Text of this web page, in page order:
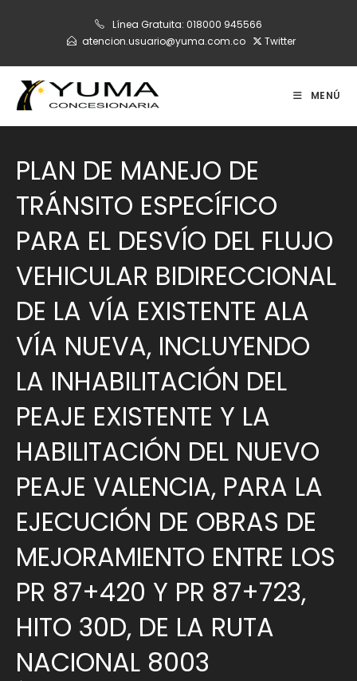
Línea Gratuita: 018000 945566
atencion.usuario@yuma.com.co
Twitter
MENÚ
PLAN DE MANEJO DE
TRÁNSITO ESPECÍFICO
PARA EL DESVÍO DEL FLUJO
VEHICULAR BIDIRECCIONAL
DE LA VÍA EXISTENTE ALA
VÍA NUEVA, INCLUYENDO
LA INHABILITACIÓN DEL
PEAJE EXISTENTE Y LA
HABILITACIÓN DEL NUEVO
PEAJE VALENCIA, PARA LA
EJECUCIÓN DE OBRAS DE
MEJORAMIENTO ENTRE LOS
PR 87+420 Y PR 87+723,
HITO 30D, DE LA RUTA
NACIONAL 8003